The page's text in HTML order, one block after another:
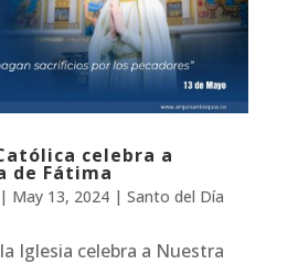
celebra a
de Fátima
| May 13, 2024| Santo del Día
Iglesia celebra a Nuestra